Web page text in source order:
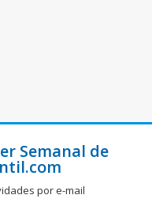
Semanal de
por e-mail